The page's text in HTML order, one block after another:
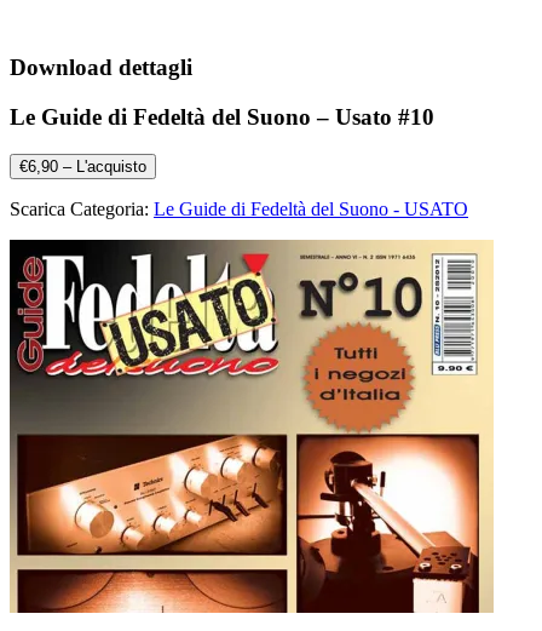
Download dettagli
Le Guide di Fedeltà del Suono – Usato #10
€6,90 – L'acquisto
Scarica Categoria: Le Guide di Fedeltà del Suono - USATO